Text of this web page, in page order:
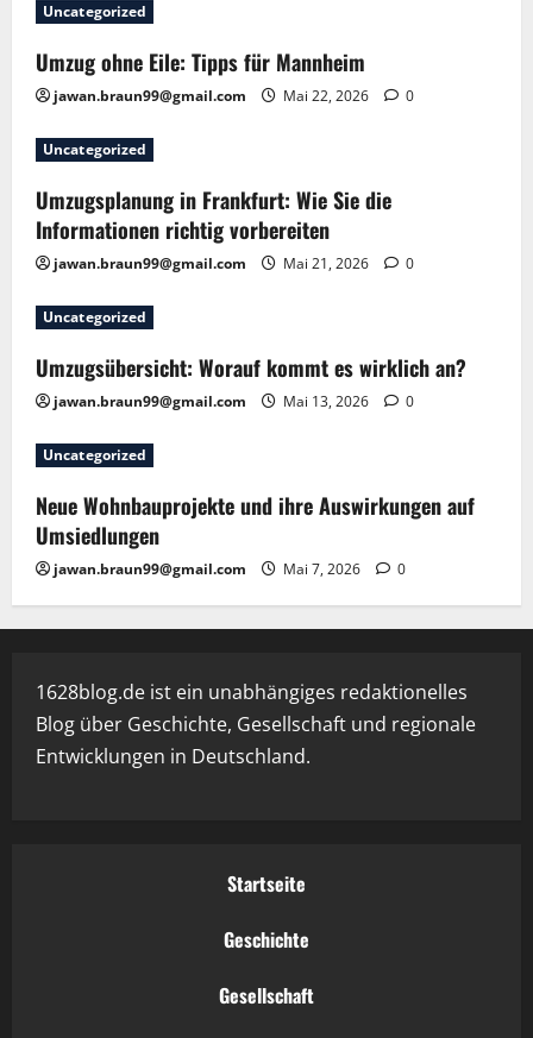
Uncategorized
Umzug ohne Eile: Tipps für Mannheim
jawan.braun99@gmail.com Mai 22, 2026 0
Uncategorized
Umzugsplanung in Frankfurt: Wie Sie die
Informationen richtig vorbereiten
jawan.braun99@gmail.com Mai 21, 2026 0
Uncategorized
Umzugsübersicht: Worauf kommt es wirklich an?
jawan.braun99@gmail.com Mai 13, 2026 0
Uncategorized
Neue Wohnbauprojekte und ihre Auswirkungen auf
Umsiedlungen
jawan.braun99@gmail.com Mai 7, 2026 0
1628blog.de ist ein unabhängiges redaktionelles
Blog über Geschichte, Gesellschaft und regionale
Entwicklungen in Deutschland.
Startseite
Geschichte
Gesellschaft